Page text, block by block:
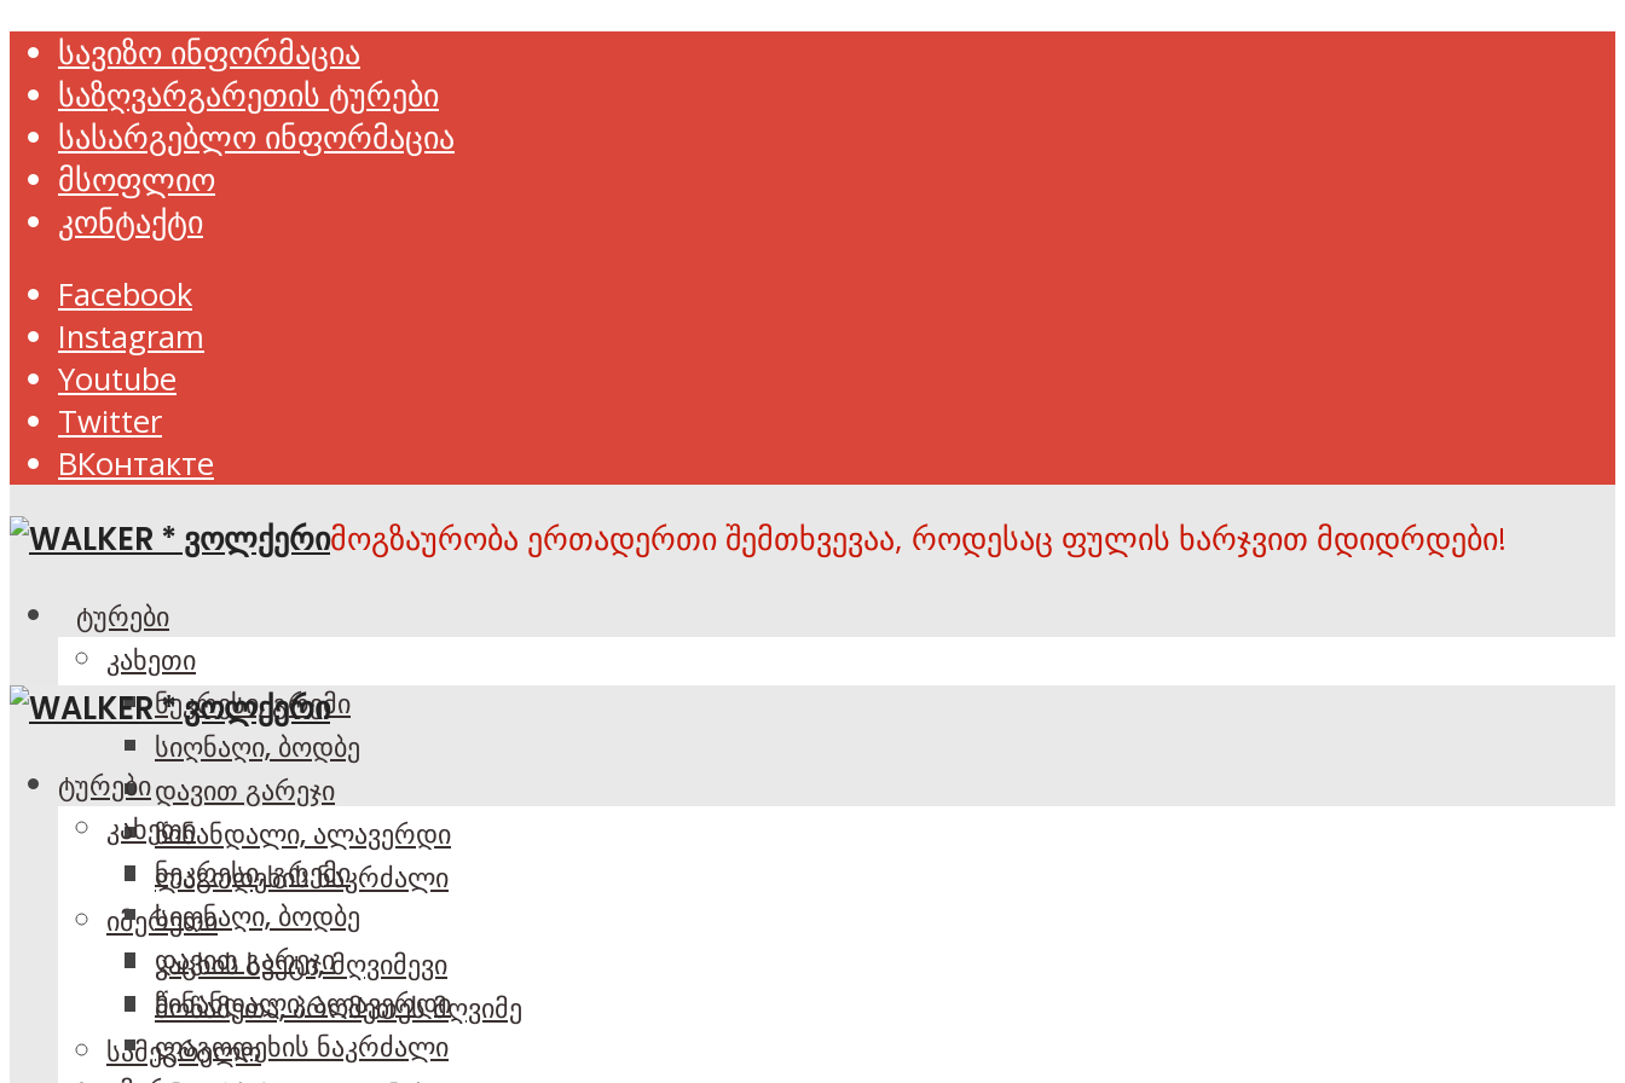
სავიზო ინფორმაცია
საზღვარგარეთის ტურები
სასარგებლო ინფორმაცია
მსოფლიო
კონტაქტი
Facebook
Instagram
Youtube
Twitter
ВКонтакте
მოგზაურობა ერთადერთი შემთხვევაა, როდესაც ფულის ხარჯვით მდიდრდები!
ტურები
კახეთი
ნეკრესი, გრემი
სიღნაღი, ბოდბე
დავით გარეჯი
წინანდალი, ალავერდი
ლაგოდეხის ნაკრძალი
იმერეთი
კაცხის სვეტი, მღვიმევი
მოწამეთა, პრომეთეს მღვიმე
სამეგრელო
ტურები
კახეთი
ნეკრესი, გრემი
სიღნაღი, ბოდბე
დავით გარეჯი
წინანდალი, ალავერდი
ლაგოდეხის ნაკრძალი